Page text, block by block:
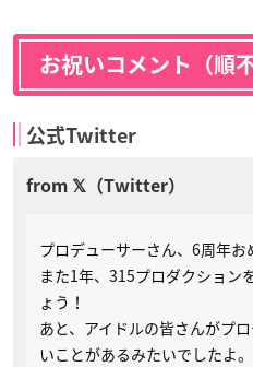
お祝いコメント（順不
公式Twitter
プロデューサーさん、6周年お
また1年、315プロダクション
ょう！
あと、アイドルの皆さんがプ
いことがあるみたいでしたよ